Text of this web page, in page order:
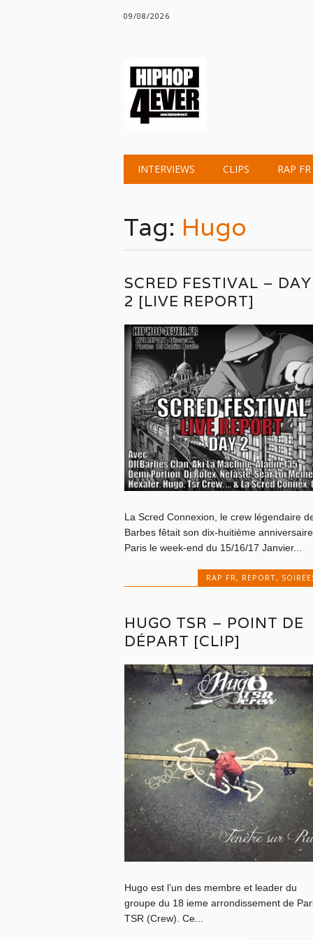
09/08/2026
Main menu
INTERVIEWS CLIPS RAP FR
Tag: Hugo
SCRED FESTIVAL – DAY
2 [LIVE REPORT]
La Scred Connexion, le crew légendaire
Barbes fêtait son dix-huitième
Paris le week-end du 15/16/17 Janvier...
RAP FR, REPORT,
HUGO TSR – POINT DE
DÉPART [CLIP]
Hugo est l’un des membre et leader du
groupe du 18 ieme arrondissement de
TSR (Crew). Ce...